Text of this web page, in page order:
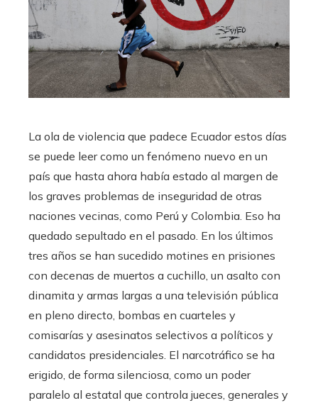
La ola de violencia que padece Ecuador estos días
se puede leer como un fenómeno nuevo en un
país que hasta ahora había estado al margen de
los graves problemas de inseguridad de otras
naciones vecinas, como Perú y Colombia. Eso ha
quedado sepultado en el pasado. En los últimos
tres años se han sucedido motines en prisiones
con decenas de muertos a cuchillo, un asalto con
dinamita y armas largas a una televisión pública
en pleno directo, bombas en cuarteles y
comisarías y asesinatos selectivos a políticos y
candidatos presidenciales. El narcotráfico se ha
erigido, de forma silenciosa, como un poder
paralelo al estatal que controla jueces, generales y